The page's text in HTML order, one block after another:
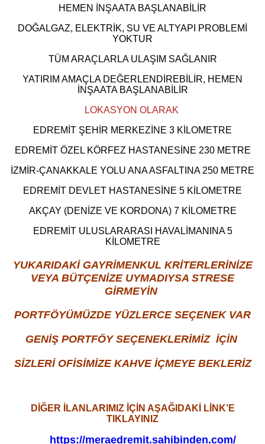
HEMEN İNŞAATA BAŞLANABİLİR
DOĞALGAZ, ELEKTRİK, SU VE ALTYAPI PROBLEMİ
YOKTUR
TÜM ARAÇLARLA ULAŞIM SAĞLANIR
YATIRIM AMAÇLA DEĞERLENDİREBİLİR, HEMEN
İNŞAATA BAŞLANABİLİR
LOKASYON OLARAK
EDREMİT ŞEHİR MERKEZİNE 3 KİLOMETRE
EDREMİT ÖZEL KÖRFEZ HASTANESİNE 230 METRE
İZMİR-ÇANAKKALE YOLU ANA ASFALTINA 250 METRE
EDREMİT DEVLET HASTANESİNE 5 KİLOMETRE
AKÇAY (DENİZE VE KORDONA) 7 KİLOMETRE
EDREMİT ULUSLARARASI HAVALİMANINA 5
KİLOMETRE
YUKARIDAKİ GAYRİMENKUL KRİTERLERİNİZE
VEYA BÜTÇENİZE UYMADIYSA STRESE
GİRMEYİN
PORTFÖYÜMÜZDE YÜZLERCE SEÇENEK VAR
GENİŞ PORTFÖY SEÇENEKLERİMİZ İÇİN
SİZLERİ OFİSİMİZE KAHVE İÇMEYE BEKLERİZ
DİĞER İLANLARIMIZ İÇİN AŞAĞIDAKİ LİNK’E
TIKLAYINIZ
https://meraedremit.sahibinden.com/